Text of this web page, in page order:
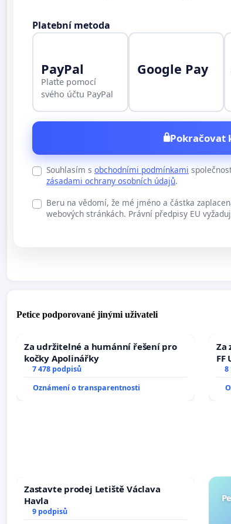
Platební metoda
PayPal
Plaťte pomocí
svého účtu PayPal
Google Pay
Pokračovat
Souhlasím s obchodními podmínkami
zásadami ochrany osobních údajů.
Beru na vědomí, že mé jméno a částka
webových stránkách. Právní předpisy EU
Petice podporované jinými uživateli
Za udržitelné a humánní řešení pro
kočky Apolinářky
7 478 podpisů
Oznámení o transparentnosti
Za
FF
8
Zastavte prodej Letiště Václava
Havla
9 podpisů